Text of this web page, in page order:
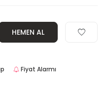
HEMEN AL
Fiyat Alarmı